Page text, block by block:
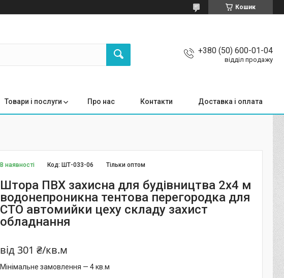
Кошик
+380 (50) 600-01-04
відділ продажу
Товари і послуги Про нас Контакти Доставка і оплата
В наявності Тільки оптом
Код: ШТ-033-06
Штора ПВХ захисна для будівництва 2x4 м
водонепроникна тентова перегородка для
СТО автомийки цеху складу захист
обладнання
від 301 ₴/кв.м
Мінімальне замовлення — 4 кв.м